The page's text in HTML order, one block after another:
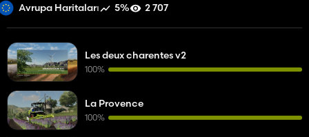
Avrupa Haritaları 5% 2 707
Les deux charentes v2
100%
La Provence
100%